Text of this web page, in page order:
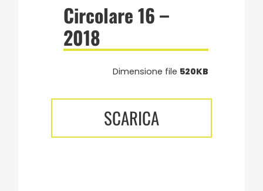
Circolare 16 –
2018
Dimensione file 520KB
SCARICA